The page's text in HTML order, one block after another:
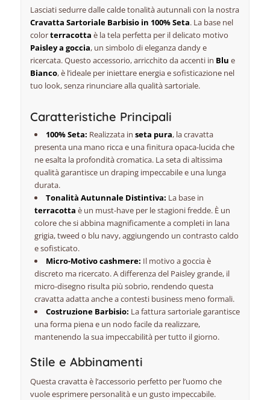
Lasciati sedurre dalle calde tonalità autunnali con la nostra
Cravatta Sartoriale Barbisio in 100% Seta. La base nel
colorterracotta è la tela perfetta per il delicato motivo
Paisley a goccia, un simbolo di eleganzadandye
ricercata. Questo accessorio, arricchito da accenti in Blu e
Bianco, è l’ideale per iniettare energia e sofisticazione nel
tuo look, senza rinunciare alla qualità sartoriale.
Caratteristiche Principali
100% Seta: Realizzata in seta pura, la cravatta
presenta una mano ricca e una finitura opaca-lucida che
ne esalta la profondità cromatica. La seta di altissima
qualità garantisce un drapingimpeccabile e una lunga
durata.
Tonalità Autunnale Distintiva: La base in
terracotta è un must-haveper le stagioni fredde. È un
colore che si abbina magnificamente a completi in lana
grigia, tweed o blu navy, aggiungendo un contrasto caldo
e sofisticato.
Micro-Motivo cashmere: Il motivo a goccia è
discreto ma ricercato. A differenza del Paisley grande, il
micro-disegno risulta più sobrio, rendendo questa
cravatta adatta anche a contesti business meno formali.
Costruzione Barbisio: La fattura sartoriale garantisce
una forma piena e un nodo facile da realizzare,
mantenendo la sua impeccabilità per tutto il giorno.
Stile e Abbinamenti
Questa cravatta è l’accessorio perfetto per l’uomo che
vuole esprimere personalità e un gusto impeccabile.